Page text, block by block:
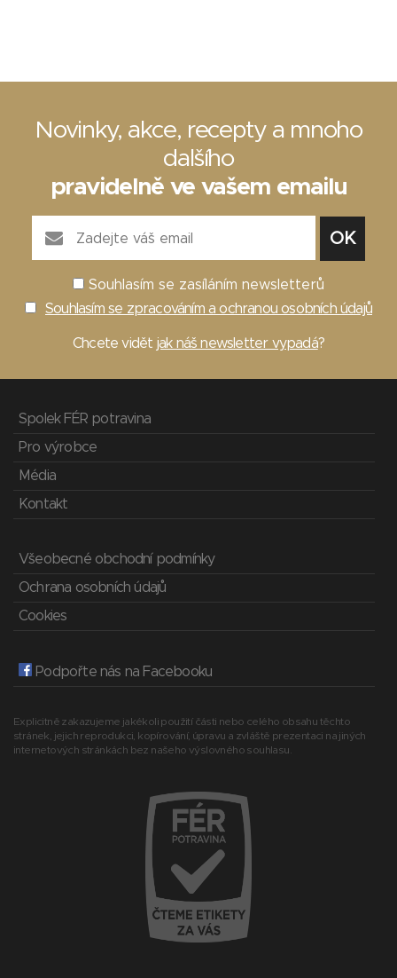
Novinky, akce, recepty a mnoho
dalšího
pravidelně ve vašem emailu
Souhlasím se zasíláním newsletterů
Souhlasím se zpracováním a ochranou osobních údajů
Chcete vidět jak náš newsletter vypadá?
Spolek FÉR potravina
Pro výrobce
Média
Kontakt
Všeobecné obchodní podmínky
Ochrana osobních údajů
Cookies
Podpořte nás na Facebooku
Explicitně zakazujeme jakékoli použití části nebo celého obsahu těchto
stránek, jejich reprodukci, kopírování, úpravu a zvláště prezentaci na jiných
internetových stránkách bez našeho výslovného souhlasu.